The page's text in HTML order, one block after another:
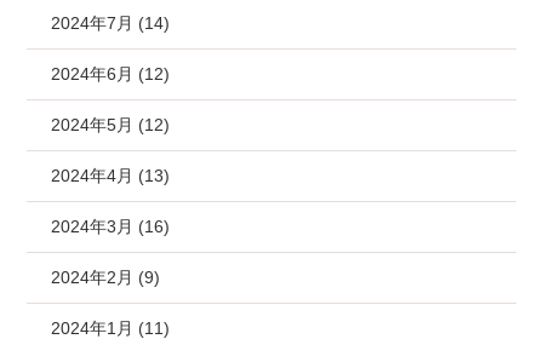
2024年7月 (14)
2024年6月 (12)
2024年5月 (12)
2024年4月 (13)
2024年3月 (16)
2024年2月 (9)
2024年1月 (11)